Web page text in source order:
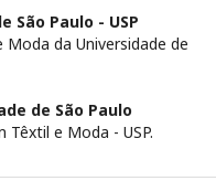
São Paulo - USP
da Universidade de
de São Paulo
e Moda - USP.